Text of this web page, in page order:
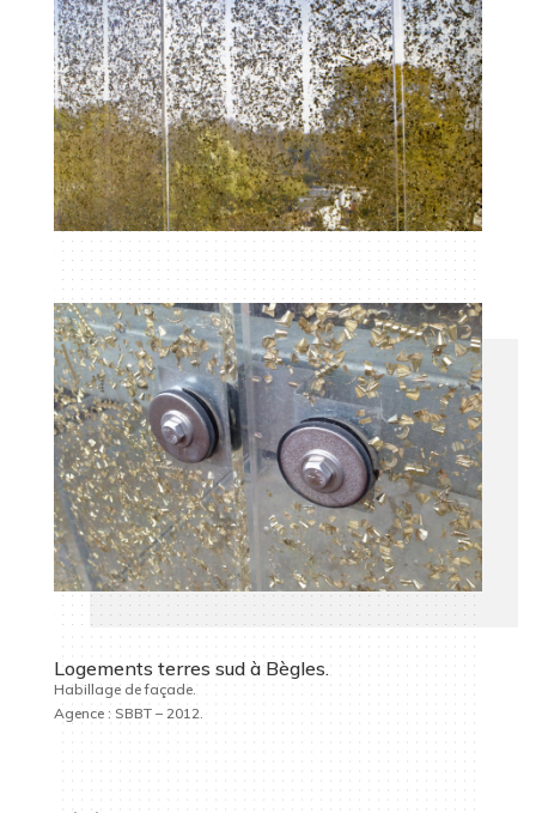
Logements terres sud à Bègles.
Habillage de façade.
Agence : SBBT – 2012.